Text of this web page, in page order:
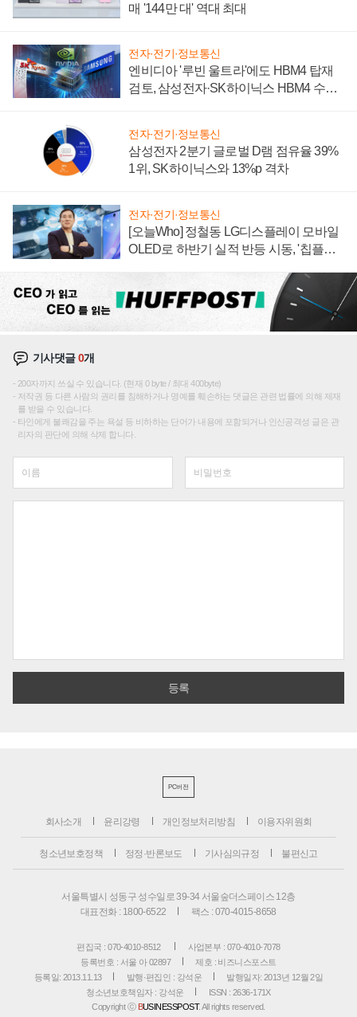
매 '144만 대' 역대 최대
전자·전기·정보통신
엔비디아 '루빈 울트라'에도 HBM4 탑재
검토, 삼성전자·SK하이닉스 HBM4 수율
전자·전기·정보통신
삼성전자 2분기 글로벌 D램 점유율 39%
1위, SK하이닉스와 13%p 격차
전자·전기·정보통신
[오늘Who] 정철동 LG디스플레이 모바일
OLED로 하반기 실적 반등 시동, '칩플레
기사댓글0개
200자까지 쓰실 수 있습니다. (현재 0 byte / 최대 400byte)
저작권 등 다른 사람의 권리를 침해하거나 명예를 훼손하는 댓글은 관련 법률에 의해 제재
를 받을 수 있습니다.
타인에게 불쾌감을 주는 욕설 등 비하하는 단어가 내용에 포함되거나 인신공격성 글은 관
리자의 판단에 의해 삭제 합니다.
PC버전
회사소개 윤리강령 개인정보처리방침 이용자위원회
청소년보호정책 정정·반론보도 기사심의규정 불편신고
서울특별시 성동구 성수일로 39-34 서울숲더스페이스 12층
대표전화 : 1800-6522
팩스 : 070-4015-8658
편집국 : 070-4010-8512
사업본부 : 070-4010-7078
등록번호 : 서울 아 02897
제호 : 비즈니스포스트
등록일: 2013.11.13
발행·편집인 : 강석운
발행일자: 2013년 12월 2일
청소년보호책임자 : 강석운
ISSN : 2636-171X
Copyright ⓒ BUSINESSPOST. All rights reserved.